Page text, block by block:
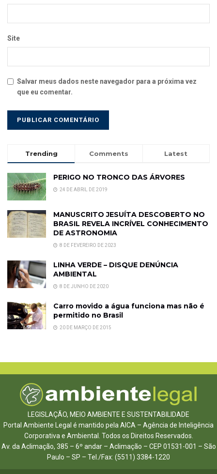
Site
Salvar meus dados neste navegador para a próxima vez
que eu comentar.
Trending Comments Latest
PERIGO NO TRONCO DAS ÁRVORES
24 DE ABRIL DE 2019
MANUSCRITO JESUÍTA DESCOBERTO NO
BRASIL REVELA INCRÍVEL CONHECIMENTO
DE ASTRONOMIA
8 DE FEVEREIRO DE 2023
LINHA VERDE – DISQUE DENÚNCIA
AMBIENTAL
8 DE JUNHO DE 2020
Carro movido a água funciona mas não é
permitido no Brasil
20 DE MARÇO DE 2015
LEGISLAÇÃO, MEIO AMBIENTE E SUSTENTABILIDADE
Portal Ambiente Legal é mantido pela AICA – Agência de Inteligência
Corporativa e Ambiental. Todos os Direitos Reservados.
Av. da Aclimação, 385 – 6º andar – Aclimação – CEP 01531-001 – São
Paulo – SP – Tel./Fax: (5511) 3384-1220